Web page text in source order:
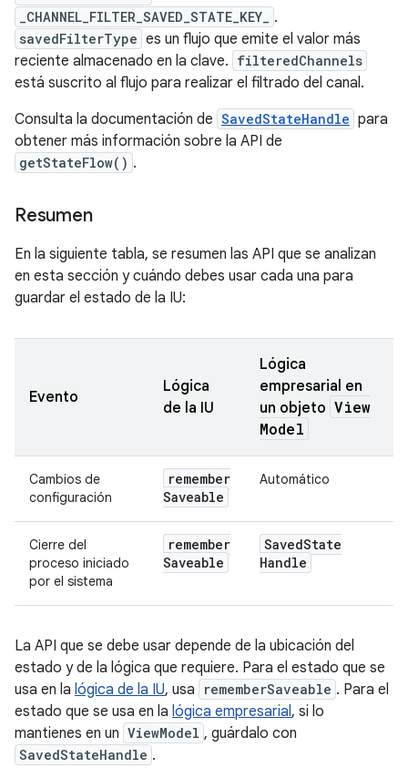
_CHANNEL_FILTER_SAVED_STATE_KEY_ .
savedFilterType es un flujo que emite el valor más
reciente almacenado en la clave. filteredChannels
está suscrito al flujo para realizar el filtrado del canal.
Consulta la documentación de SavedStateHandle para
obtener más información sobre la API de
getStateFlow() .
Resumen
En la siguiente tabla, se resumen las API que se analizan
en esta sección y cuándo debes usar cada una para
guardar el estado de la IU:
Evento
Lógica
de la IU
Lógica
empresarial en
un objeto View
Model
Cambios de
configuración
remember
Saveable
Automático
Cierre del
proceso iniciado
por el sistema
remember
Saveable
SavedState
Handle
La API que se debe usar depende de la ubicación del
estado y de la lógica que requiere. Para el estado que se
usa en la lógica de la IU, usa rememberSaveable . Para el
estado que se usa en la lógica empresarial, si lo
mantienes en un ViewModel , guárdalo con
SavedStateHandle .